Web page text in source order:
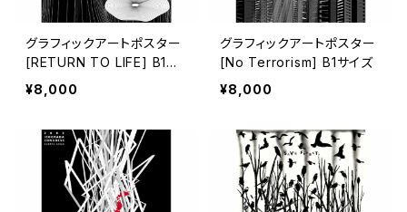
グラフィックアートポスター
[RETURN TO LIFE] B1サ
イズ
¥8,000
グラフィックアートポスター
[No Terrorism] B1サイズ
¥8,000